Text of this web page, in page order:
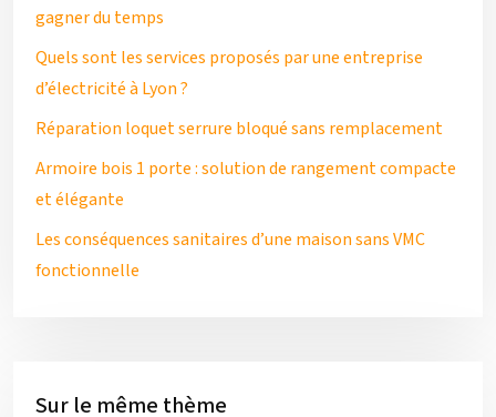
gagner du temps
Quels sont les services proposés par une entreprise
d’électricité à Lyon ?
Réparation loquet serrure bloqué sans remplacement
Armoire bois 1 porte : solution de rangement compacte
et élégante
Les conséquences sanitaires d’une maison sans VMC
fonctionnelle
Sur le même thème